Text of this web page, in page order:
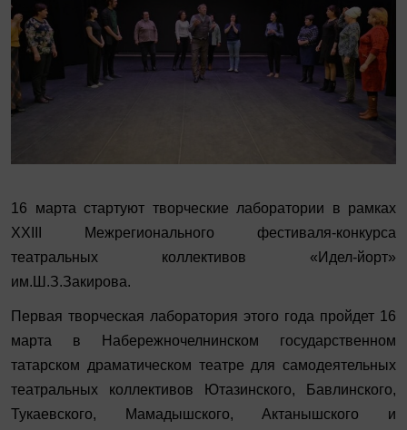
16 марта стартуют творческие лаборатории в рамках
XXIII Межрегионального фестиваля-конкурса
театральных коллективов «Идел-йорт»
им.Ш.З.Закирова.
Первая творческая лаборатория этого года пройдет 16
марта в Набережночелнинском государственном
татарском драматическом театре для самодеятельных
театральных коллективов Ютазинского, Бавлинского,
Тукаевского, Мамадышского, Актанышского и